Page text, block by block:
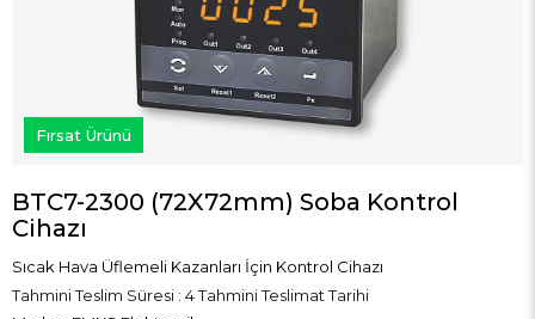
Fırsat Ürünü
BTC7-2300 (72X72mm) Soba Kontrol
Cihazı
Sıcak Hava Üflemeli Kazanları İçin Kontrol Cihazı
Tahmini Teslim Süresi : 4 Tahmini Teslimat Tarihi